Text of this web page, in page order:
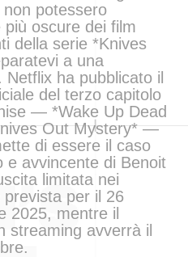
potessero
più oscure dei film
della serie *Knives
a una
Netflix ha pubblicato il
del terzo capitolo
— *Wake Up Dead
Out Mystery* —
di essere il caso
e avvincente di Benoit
limitata nei
prevista per il 26
2025, mentre il
streaming avverrà il